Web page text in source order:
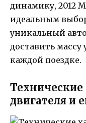
динамику, 2012
идеальным
уникальный
доставить
каждой поездке.
Технические
двигателя и